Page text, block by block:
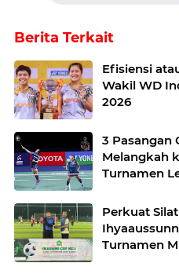
Berita Terkait
Efisiensi
Wakil WD
2026
3 Pasangan
Melangkah
Turnamen
Perkuat
Turnamen